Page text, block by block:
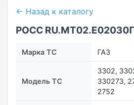
← Назад к каталогу
РОСС
Марка ТС ГАЗ
Модель ТС
3302,
330273,
2752